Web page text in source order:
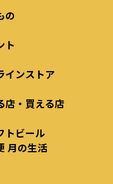
の
ト
インストア
店・買える店
トビール
月の生活